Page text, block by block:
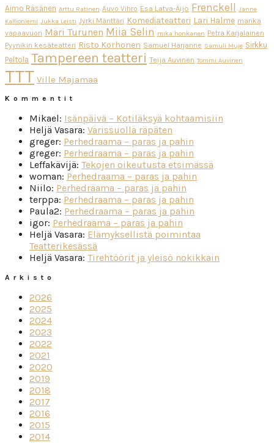
Aimo Räsänen Arttu Ratinen Auvo Vihro Esa Latva-Äijö Frenckell Janne
Kallioniemi Jukka Leisti Jyrki Mänttäri Komediateatteri Lari Halme marika
vapaavuori Mari Turunen Miia Selin mika honkanen Petra Karjalainen
Pyynikin kesäteatteri Risto Korhonen Samuel Harjanne Samuli Muje Sirkku
Peltola Tampereen teatteri Teija Auvinen Tommi Auvinen
TTT Ville Majamaa
Kommentit
Mikael: Isänpäivä – Kotiläksyä kohtaamisiin
Heljä Vasara: Varissuolla räpäten
greger: Perhedraama – paras ja pahin
greger: Perhedraama – paras ja pahin
Leffakävijä: Tekojen oikeutusta etsimässä
woman: Perhedraama – paras ja pahin
Niilo: Perhedraama – paras ja pahin
terppa: Perhedraama – paras ja pahin
Paula2: Perhedraama – paras ja pahin
igor: Perhedraama – paras ja pahin
Heljä Vasara: Elämyksellistä poimintaa
Teatterikesässä
Heljä Vasara: Tirehtöörit ja yleisö nokikkain
Arkisto
2026
2025
2024
2023
2022
2021
2020
2019
2018
2017
2016
2015
2014